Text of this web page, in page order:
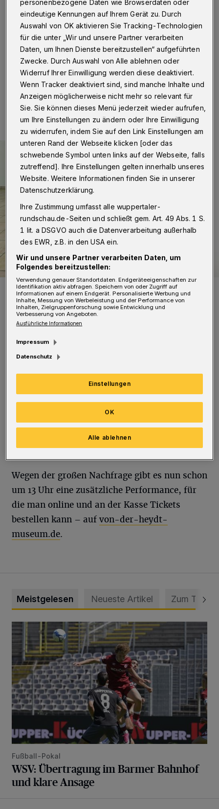
Wuppertal·Schon zum dritten Mal treten die Tänzer
Thusnelda Mercy und Pascal Merighi in einen
künstlerischen Dialog mit Werken der Von der Heydt-
Sammlung.
02.10.2022 , 09:30 Uhr Eine Minute Lesezeit
Thusnelda Mercy und Pascal Merighi.
Foto: VDH
Am Sonntag (9. Oktober 2022) ab 15 Uhr
treffen die beiden ehemaligen Protagonisten
des Wuppertaler Tanztheaters gemeinsam mit
dem Tänzer Kenji Shinohe unter anderem auf
skulpturale Objekte, die sich selbst bewegen
oder sich durch Bewegung im Raum steuern
lassen.
Wegen der großen Nachfrage gibt es nun schon
um 13 Uhr eine zusätzliche Performance, für
die man online und an der Kasse Tickets
bestellen kann – auf von-der-heydt-
museum.de.
Meistgelesen Neueste Artikel Zum Thema
WSV: Übertragung im Barmer Bahnhof und klare Ansage
Fußball-Pokal
WSV: Übertragung im Barmer Bahnhof
und klare Ansage
personenbezogene Daten wie Browserdaten oder
eindeutige Kennungen auf Ihrem Gerät zu. Durch
Auswahl von OK aktivieren Sie Tracking-Technologien
für die unter „Wir und unsere Partner verarbeiten
Daten, um Ihnen Dienste bereitzustellen“ aufgeführten
Zwecke. Durch Auswahl von Alle ablehnen oder
Widerruf Ihrer Einwilligung werden diese deaktiviert.
Wenn Tracker deaktiviert sind, sind manche Inhalte und
Anzeigen möglicherweise nicht mehr so relevant für
Sie. Sie können dieses Menü jederzeit wieder aufrufen,
um Ihre Einstellungen zu ändern oder Ihre Einwilligung
zu widerrufen, indem Sie auf den Link Einstellungen am
unteren Rand der Webseite klicken [oder das
schwebende Symbol unten links auf der Webseite, falls
zutreffend]. Ihre Einstellungen gelten innerhalb unseres
Website. Weitere Informationen finden Sie in unserer
Datenschutzerklärung.
Ihre Zustimmung umfasst alle wuppertaler-
rundschau.de-Seiten und schließt gem. Art. 49 Abs. 1 S.
1 lit. a DSGVO auch die Datenverarbeitung außerhalb
des EWR, z.B. in den USA ein.
Wir und unsere Partner verarbeiten Daten, um
Folgendes bereitzustellen:
Verwendung genauer Standortdaten. Endgeräteeigenschaften zur
Identifikation aktiv abfragen. Speichern von oder Zugriff auf
Informationen auf einem Endgerät. Personalisierte Werbung und
Inhalte, Messung von Werbeleistung und der Performance von
Inhalten, Zielgruppenforschung sowie Entwicklung und
Verbesserung von Angeboten.
Ausführliche Informationen
Impressum
Datenschutz
Einstellungen
Alle ablehnen
OK